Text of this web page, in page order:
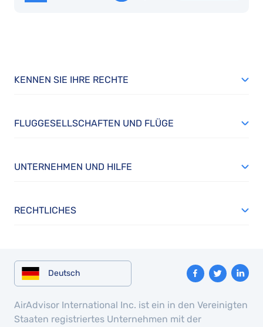
KENNEN SIE IHRE RECHTE
FLUGGESELLSCHAFTEN UND FLÜGE
UNTERNEHMEN UND HILFE
RECHTLICHES
Deutsch
AirAdvisor International Inc. ist ein in den Vereinigten
Staaten registriertes Unternehmen mit der